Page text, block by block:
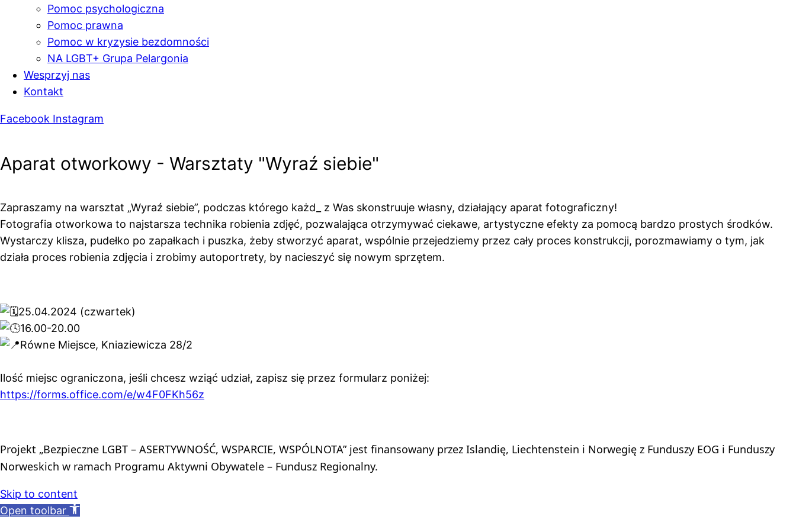
Pomoc psychologiczna
Pomoc prawna
Pomoc w kryzysie bezdomności
NA LGBT+ Grupa Pelargonia
Wesprzyj nas
Kontakt
Facebook Instagram
Aparat otworkowy - Warsztaty "Wyraź siebie"
Zapraszamy na warsztat „Wyraź siebie”, podczas którego każd_ z Was skonstruuje własny, działający aparat fotograficzny!
Fotografia otworkowa to najstarsza technika robienia zdjęć, pozwalająca otrzymywać ciekawe, artystyczne efekty za pomocą bardzo prostych środków.
Wystarczy klisza, pudełko po zapałkach i puszka, żeby stworzyć aparat, wspólnie przejedziemy przez cały proces konstrukcji, porozmawiamy o tym, jak
działa proces robienia zdjęcia i zrobimy autoportrety, by nacieszyć się nowym sprzętem.
25.04.2024 (czwartek)
16.00-20.00
Równe Miejsce, Kniaziewicza 28/2
Ilość miejsc ograniczona, jeśli chcesz wziąć udział, zapisz się przez formularz poniżej:
https://forms.office.com/e/w4F0FKh56z
Projekt „Bezpieczne LGBT – ASERTYWNOŚĆ, WSPARCIE, WSPÓLNOTA” jest finansowany przez Islandię, Liechtenstein i Norwegię z Funduszy EOG i Funduszy
Norweskich w ramach Programu Aktywni Obywatele – Fundusz Regionalny.
Skip to content
Open toolbar